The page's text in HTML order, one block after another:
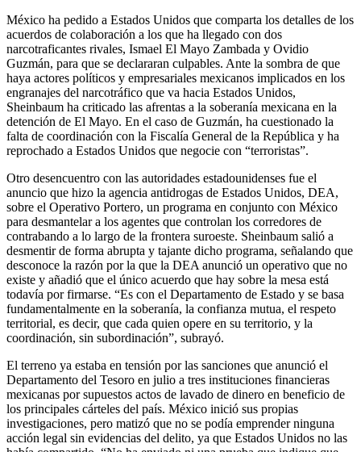
México ha pedido a Estados Unidos que comparta los detalles de los
acuerdos de colaboración a los que ha llegado con dos
narcotraficantes rivales, Ismael El Mayo Zambada y Ovidio
Guzmán, para que se declararan culpables. Ante la sombra de que
haya actores políticos y empresariales mexicanos implicados en los
engranajes del narcotráfico que va hacia Estados Unidos,
Sheinbaum ha criticado las afrentas a la soberanía mexicana en la
detención de El Mayo. En el caso de Guzmán, ha cuestionado la
falta de coordinación con la Fiscalía General de la República y ha
reprochado a Estados Unidos que negocie con “terroristas”.
Otro desencuentro con las autoridades estadounidenses fue el
anuncio que hizo la agencia antidrogas de Estados Unidos, DEA,
sobre el Operativo Portero, un programa en conjunto con México
para desmantelar a los agentes que controlan los corredores de
contrabando a lo largo de la frontera suroeste. Sheinbaum salió a
desmentir de forma abrupta y tajante dicho programa, señalando que
desconoce la razón por la que la DEA anunció un operativo que no
existe y añadió que el único acuerdo que hay sobre la mesa está
todavía por firmarse. “Es con el Departamento de Estado y se basa
fundamentalmente en la soberanía, la confianza mutua, el respeto
territorial, es decir, que cada quien opere en su territorio, y la
coordinación, sin subordinación”, subrayó.
El terreno ya estaba en tensión por las sanciones que anunció el
Departamento del Tesoro en julio a tres instituciones financieras
mexicanas por supuestos actos de lavado de dinero en beneficio de
los principales cárteles del país. México inició sus propias
investigaciones, pero matizó que no se podía emprender ninguna
acción legal sin evidencias del delito, ya que Estados Unidos no las